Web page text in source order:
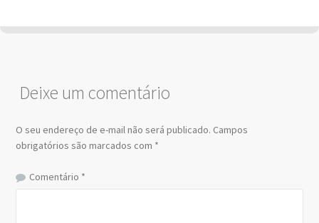
Deixe um comentário
O seu endereço de e-mail não será publicado. Campos
obrigatórios são marcados com *
Comentário *